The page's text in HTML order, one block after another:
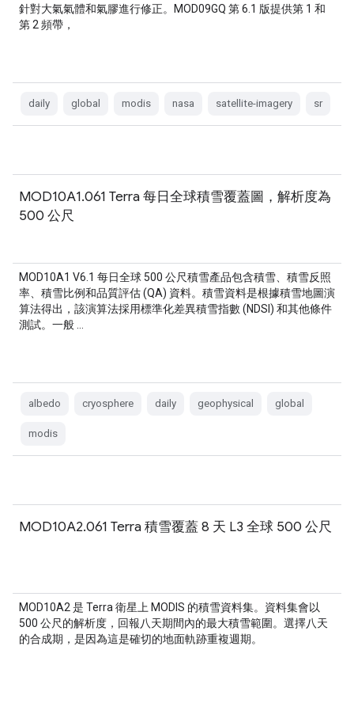
針對大氣氣體和氣膠進行修正。MOD09GQ 第 6.1 版提供第 1 和
第 2 頻帶，
daily global modis nasa satellite-imagery sr
MOD10A1.061 Terra 每日全球積雪覆蓋圖，解析度為
500 公尺
MOD10A1 V6.1 每日全球 500 公尺積雪產品包含積雪、積雪反照
率、積雪比例和品質評估 (QA) 資料。積雪資料是根據積雪地圖演
算法得出，該演算法採用標準化差異積雪指數 (NDSI) 和其他條件
測試。一般 …
albedo cryosphere daily geophysical global
modis
MOD10A2.061 Terra 積雪覆蓋 8 天 L3 全球 500 公尺
MOD10A2 是 Terra 衛星上 MODIS 的積雪資料集。資料集會以
500 公尺的解析度，回報八天期間內的最大積雪範圍。選擇八天
的合成期，是因為這是確切的地面軌跡重複週期。